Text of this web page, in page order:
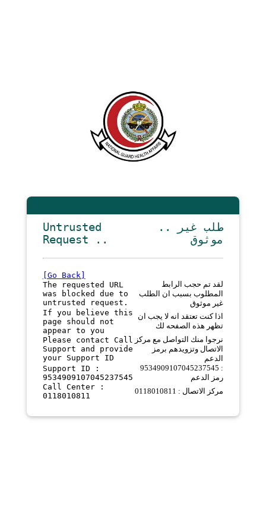
Untrusted
Request ..
.. طلب غير
موثوق
[Go Back]
The requested URL
was blocked due to
untrusted request.
لقد تم حجب الرابط
المطلوب بسبب ان الطلب
غير موثوق
If you believe this
page should not
appear to you
اذا كنت تعتقد انه لا يجب ان
تظهر هذه الصفحه لك
Please contact Call
Support and provide
your Support ID
نرجوا منك التواصل مع مركز
الاتصال وتزويدهم برمز
الدعم
Support ID :
9534909107045237545
9534909107045237545 :
رمز الدعم
Call Center :
0118010811
مركز الاتصال : 0118010811